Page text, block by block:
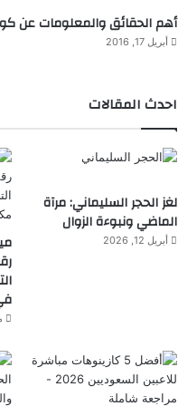
أهم الحقائق والمعلومات عن
أبريل 17, 2016
احدث المقالات
لغز الحجر السليماني: مرآة
الماضي ونبوءة الزوال
أبريل 12, 2026